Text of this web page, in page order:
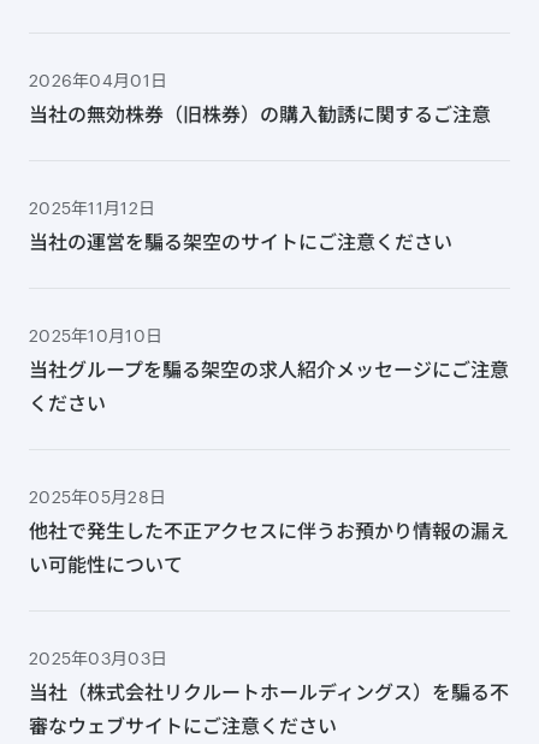
2026年04月01日
当社の無効株券（旧株券）の購入勧誘に関するご注意
2025年11月12日
当社の運営を騙る架空のサイトにご注意ください
2025年10月10日
当社グループを騙る架空の求人紹介メッセージにご注意
ください
2025年05月28日
他社で発生した不正アクセスに伴うお預かり情報の漏え
い可能性について
2025年03月03日
当社（株式会社リクルートホールディングス）を騙る不
審なウェブサイトにご注意ください